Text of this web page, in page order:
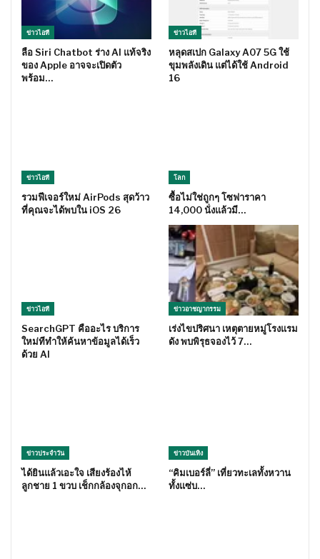
ข่าวไอที
ลือ Siri Chatbot ร่าง AI แท้จริง
ของ Apple อาจจะเปิดตัว
พร้อม…
ข่าวไอที
หลุดสเปก Galaxy A07 5G ใช้
ขุมพลังเดิน แต่ได้ใช้ Android
16
ข่าวไอที
รวมฟีเจอร์ใหม่ AirPods สุดว้าว
ที่คุณจะได้พบใน iOS 26
โลก
ซื้อไม่ใช่ถูกๆ โซฟาราคา
14,000 นั่งแล้วมี…
ข่าวไอที
SearchGPT คืออะไร บริการ
ใหม่ทีทำให้ค้นหาข้อมูลได้เร็ว
ด้วย AI
ข่าวอาชญากรรม
เร่งไขปริศนา เหตุตายหมู่โรงแรม
ดัง พบพิรุธจองไว้ 7…
ข่าวประจำวัน
ได้ยินแล้วเอะใจ เสียงร้องไห้
ลูกชาย 1 ขวบ เช็กกล้องจุกอก…
ข่าวบันเทิง
“คิมเบอร์ลี่” เที่ยวทะเลทั้งหวาน
ทั้งแซ่บ…